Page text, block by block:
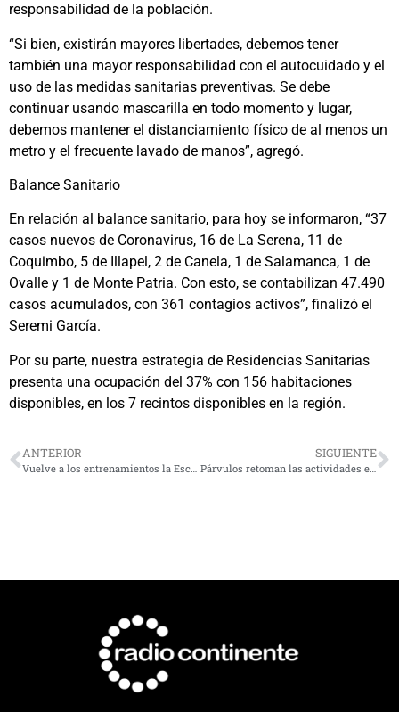
responsabilidad de la población.
“Si bien, existirán mayores libertades, debemos tener
también una mayor responsabilidad con el autocuidado y el
uso de las medidas sanitarias preventivas. Se debe
continuar usando mascarilla en todo momento y lugar,
debemos mantener el distanciamiento físico de al menos un
metro y el frecuente lavado de manos”, agregó.
Balance Sanitario
En relación al balance sanitario, para hoy se informaron, “37
casos nuevos de Coronavirus, 16 de La Serena, 11 de
Coquimbo, 5 de Illapel, 2 de Canela, 1 de Salamanca, 1 de
Ovalle y 1 de Monte Patria. Con esto, se contabilizan 47.490
casos acumulados, con 361 contagios activos”, finalizó el
Seremi García.
Por su parte, nuestra estrategia de Residencias Sanitarias
presenta una ocupación del 37% con 156 habitaciones
disponibles, en los 7 recintos disponibles en la región.
ANTERIOR
Vuelve a los entrenamientos la Escuela del Club Deportivo Femenino de La Serena
SIGUIENTE
Párvulos retoman las actividades en sus jardines infantiles